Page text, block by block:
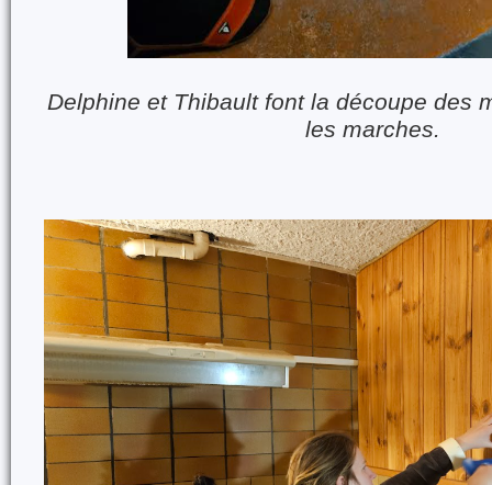
Delphine et Thibault font la découpe des
les marches.